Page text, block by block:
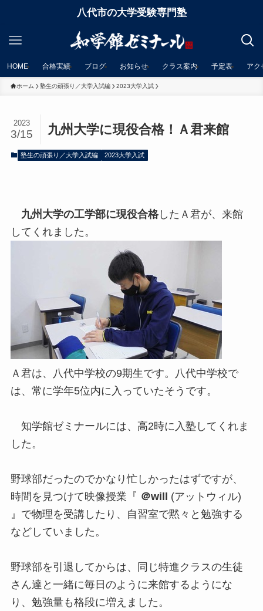
八代市の大学受験専門塾
HOME 合格実績 ブログ お知らせ クラス案内 予定表 アク
ホーム 塾生の頑張り／大学入試編 2023大学入試
九州大学に現役合格！Ａ君来館
2023
3/15
塾生の頑張り／大学入試編 2023大学入試
九州大学の工学部に現役合格したＡ君が、来館
してくれました。
Ａ君は、八代中学校の9期生です。八代中学校で
は、常に学年5位内に入っていたそうです。
知学館ゼミナールには、高2時に入塾してくれま
した。
野球部だったのでかなり忙しかったはずですが、
時間を見つけて映像授業『 ＠will (アットウィル)
』で物理を受講したり、自習室で黙々と勉強する
などしていました。
野球部を引退してからは、同じ特進クラスの生徒
さん達と一緒に毎日のように来館するようにな
り、勉強量も格段に増えました。